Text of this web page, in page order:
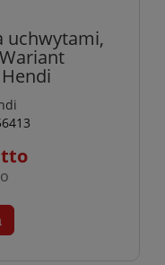
uchwytami,